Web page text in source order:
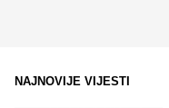
NAJNOVIJE VIJESTI